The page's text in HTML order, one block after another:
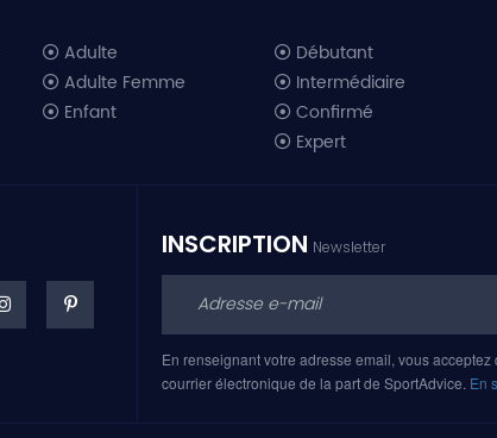
Adulte
Adulte Femme
Enfant
Débutant
Intermédiaire
Confirmé
Expert
INSCRIPTION Newsletter
En renseignant votre adresse email, vous
courrier électronique de la part de SportAdvice. En